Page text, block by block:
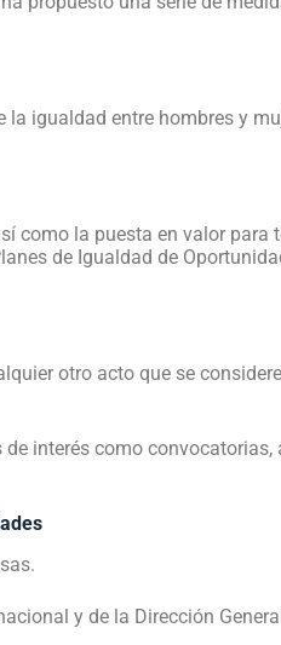
igualdad entre hombres y
como la puesta en valor
de Igualdad de
otro acto que se
interés como
y de la Dirección